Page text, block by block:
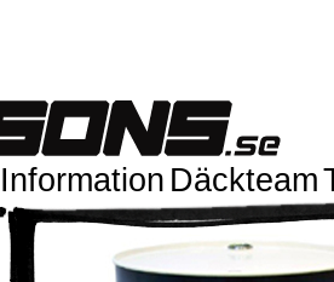
Information Däckteam